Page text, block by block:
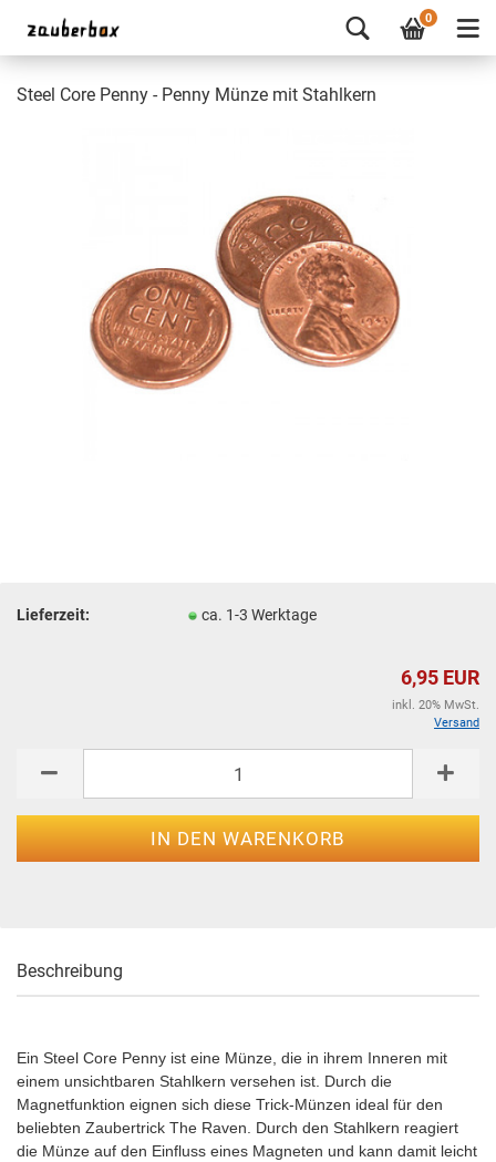
0
Steel Core Penny - Penny Münze mit Stahlkern
Lieferzeit: ca. 1-3 Werktage
6,95 EUR
inkl. 20% MwSt.
Versand
Beschreibung
Ein Steel Core Penny ist eine Münze, die in ihrem Inneren mit
einem unsichtbaren Stahlkern versehen ist. Durch die
Magnetfunktion eignen sich diese Trick-Münzen ideal für den
beliebten Zaubertrick The Raven. Durch den Stahlkern reagiert
die Münze auf den Einfluss eines Magneten und kann damit leicht